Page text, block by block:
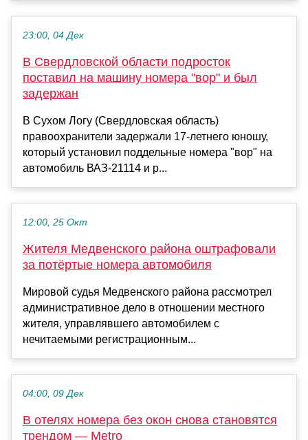
23:00, 04 Дек
В Свердловской области подросток
поставил на машину номера "вор" и был
задержан
В Сухом Логу (Свердловская область)
правоохранители задержали 17-летнего юношу,
который установил поддельные номера "вор" на
автомобиль ВАЗ-21114 и р...
12:00, 25 Окт
Жителя Медвенского района оштрафовали
за потёртые номера автомобиля
Мировой судья Медвенского района рассмотрел
административное дело в отношении местного
жителя, управлявшего автомобилем с
нечитаемыми регистрационным...
04:00, 09 Дек
В отелях номера без окон снова становятся
трендом — Metro